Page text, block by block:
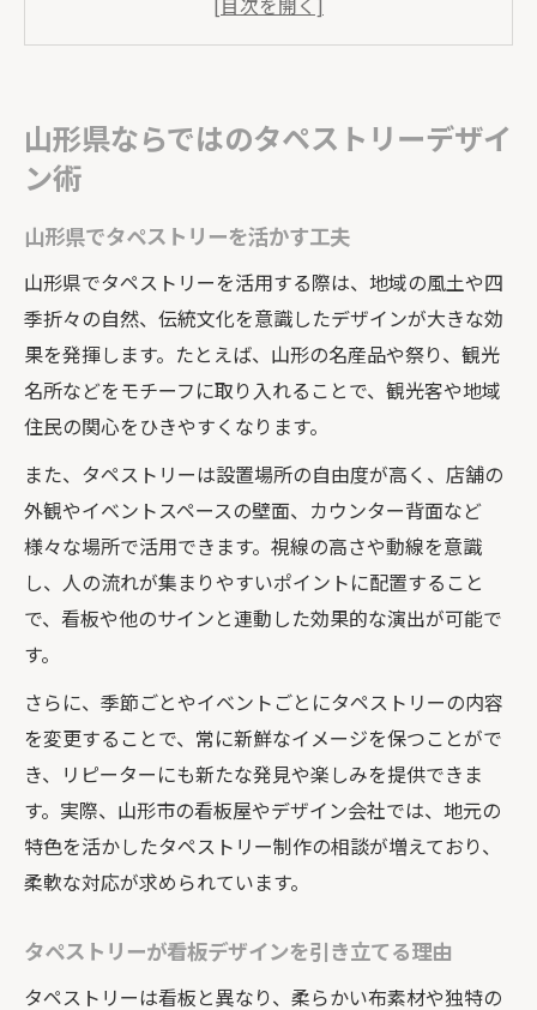
ー
店内外で映えるタペストリーの選び方
店舗で選ぶタペストリーのポイント
タペストリーと看板の組み合わせ術
山形市の看板屋が薦める選定基準
効果的なタペストリーの素材と仕様
デザイン会社と考えるタペストリー演出
看板デザインとタペストリーで印象的な空間演
出
タペストリーと看板で空間に統一感を出す
山形県の店舗で映える演出アイデア
デザイン会社が推すタペストリー活用法
店内外で目を引くタペストリーデザイン
地元らしさを活かす店舗タペストリー活用法
山形の伝統を込めたタペストリーとは
タペストリーで地域愛を表現する方法
看板屋と作る地元密着型のデザイン提案
デザイン会社が提案する店舗演出法
山形発タペストリーの魅力を最大限に引き出す
方法
山形県ならではのタペストリーデザイ
ン術
山形県でタペストリーを活かす工夫
山形県でタペストリーを活用する際は、地域の風土や四
季折々の自然、伝統文化を意識したデザインが大きな効
果を発揮します。たとえば、山形の名産品や祭り、観光
名所などをモチーフに取り入れることで、観光客や地域
住民の関心をひきやすくなります。
また、タペストリーは設置場所の自由度が高く、店舗の
外観やイベントスペースの壁面、カウンター背面など
様々な場所で活用できます。視線の高さや動線を意識
し、人の流れが集まりやすいポイントに配置すること
で、看板や他のサインと連動した効果的な演出が可能で
す。
さらに、季節ごとやイベントごとにタペストリーの内容
を変更することで、常に新鮮なイメージを保つことがで
き、リピーターにも新たな発見や楽しみを提供できま
す。実際、山形市の看板屋やデザイン会社では、地元の
特色を活かしたタペストリー制作の相談が増えており、
柔軟な対応が求められています。
タペストリーが看板デザインを引き立てる理由
タペストリーは看板と異なり、柔らかい布素材や独特の